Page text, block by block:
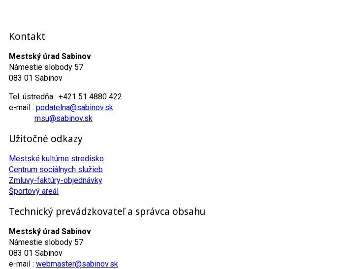
Kontakt
Mestský úrad Sabinov
Námestie slobody 57
083 01 Sabinov
Tel. ústredňa : +421 51 4880 422
e-mail : podatelna@sabinov.sk
msu@sabinov.sk
Užitočné odkazy
Mestské kultúrne stredisko
Centrum sociálnych služieb
Zmluvy-faktúry-objednávky
Športový areál
Technický prevádzkovateľ a správca obsahu
Mestský úrad Sabinov
Námestie slobody 57
083 01 Sabinov
e-mail : webmaster@sabinov.sk